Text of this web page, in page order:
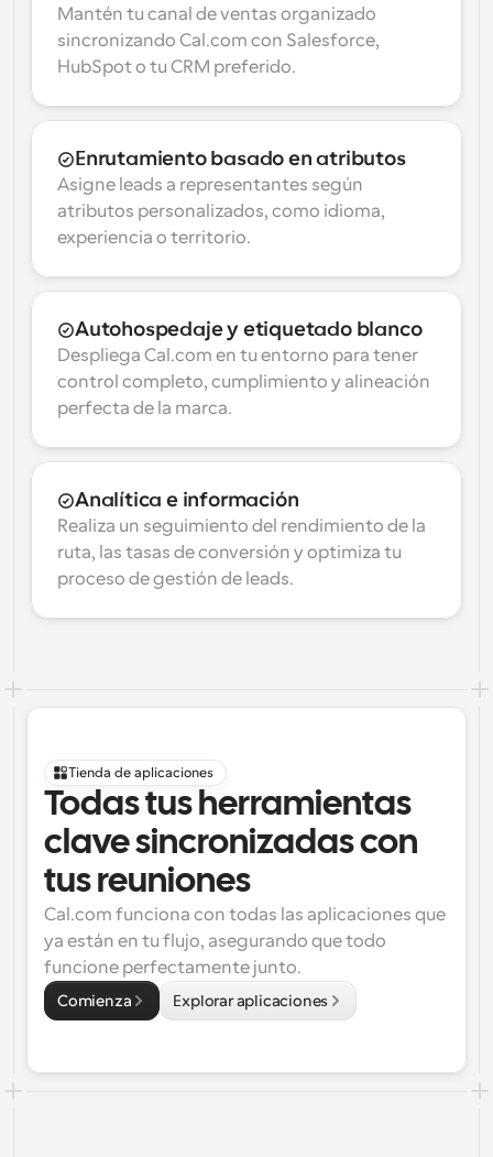
Mantén tu canal de ventas organizado
sincronizando Cal.com con Salesforce,
HubSpot o tu CRM preferido.
Enrutamiento basado en atributos
Asigne leads a representantes según
atributos personalizados, como idioma,
experiencia o territorio.
Autohospedaje y etiquetado blanco
Despliega Cal.com en tu entorno para tener
control completo, cumplimiento y alineación
perfecta de la marca.
Analítica e información
Realiza un seguimiento del rendimiento de la
ruta, las tasas de conversión y optimiza tu
proceso de gestión de leads.
Tienda de aplicaciones
Todas tus herramientas
clave sincronizadas con
tus reuniones
Cal.com funciona con todas las aplicaciones que
ya están en tu flujo, asegurando que todo
funcione perfectamente junto.
Comienza Explorar aplicaciones